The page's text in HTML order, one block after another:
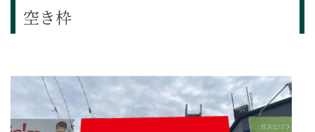
空き枠